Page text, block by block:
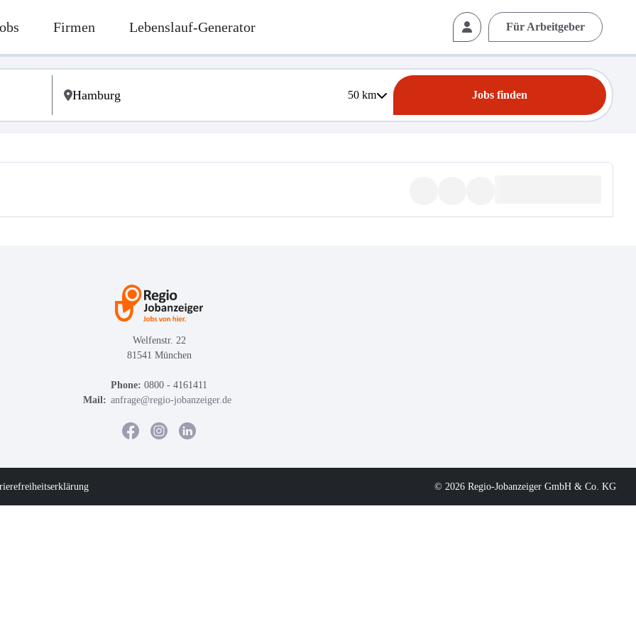
Firmen Lebenslauf-Generator Für Arbeitgeber
50km Jobs finden
Welfenstr. 22
81541 München
Phone: 0800 - 4161411
Mail: anfrage@regio-jobanzeiger.de
© 2026 Regio-Jobanzeiger GmbH & Co. KG